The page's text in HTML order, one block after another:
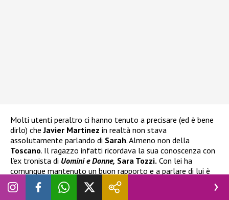
Molti utenti peraltro ci hanno tenuto a precisare (ed è bene
dirlo) cheJavier Martinez in realtà non stava
assolutamente parlando di Sarah. Almeno non della
Toscano. Il ragazzo infatti ricordava la sua conoscenza con
l’ex tronista di Uomini e Donne, Sara Tozzi. Con lei ha
comunque mantenuto un buon rapporto e a parlare di lui è
stata anche lei sia in un’intervista che mediante i